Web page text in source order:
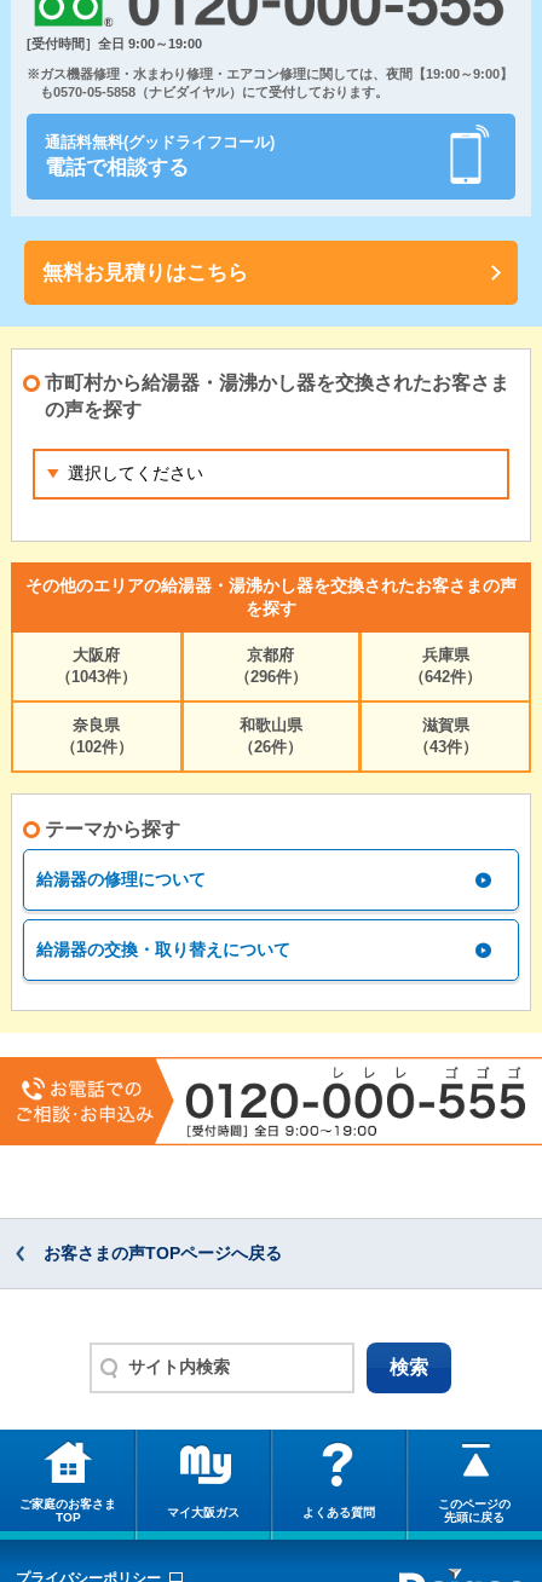
[受付時間］全日 9:00～19:00
※ガス機器修理・水まわり修理・エアコン修理に関しては、夜間【19:00～9:00】
も0570-05-5858（ナビダイヤル）にて受付しております。
通話料無料(グッドライフコール)
電話で相談する
無料お見積りはこちら
市町村から給湯器・湯沸かし器を交換されたお客さま
の声を探す
その他のエリアの給湯器・湯沸かし器を交換されたお客さまの声
を探す
大阪府
（1043件）
京都府
（296件）
兵庫県
（642件）
奈良県
（102件）
和歌山県
（26件）
滋賀県
（43件）
テーマから探す
給湯器の修理について
給湯器の交換・取り替えについて
お客さまの声TOPページへ戻る
ご家庭のお客さま
TOP
マイ大阪ガス よくある質問
このページの
先頭に戻る
プライバシーポリシー